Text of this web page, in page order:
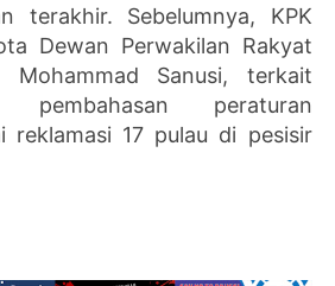
terakhir. Sebelumnya, KPK
Dewan Perwakilan Rakyat
Mohammad Sanusi, terkait
peraturan
reklamasi 17 pulau di pesisir